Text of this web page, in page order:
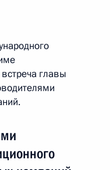
главы